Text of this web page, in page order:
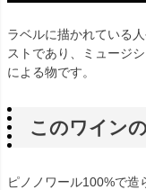
ラベルに描かれている
ストであり、ミュージ
による物です。
このワイン
ピノノワール100%で造